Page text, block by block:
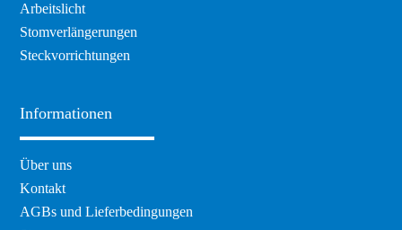
Arbeitslicht
Stomverlängerungen
Steckvorrichtungen
Informationen
Navigation
überspringen
Über uns
Kontakt
AGBs und Lieferbedingungen